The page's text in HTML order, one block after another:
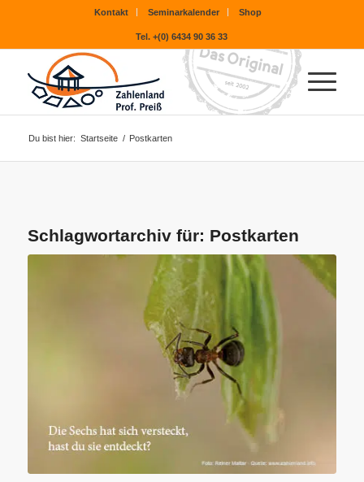
Kontakt Seminarkalender Shop
Tel. +(0) 6434 90 36 33
Du bist hier: Startseite / Postkarten
Schlagwortarchiv für: Postkarten